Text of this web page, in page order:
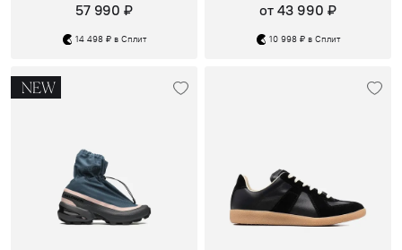
57 990 ₽
14 498 ₽ в Сплит
от 43 990 ₽
10 998 ₽ в Сплит
NEW